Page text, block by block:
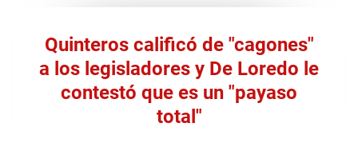
Quinteros calificó de "cagones"
a los legisladores y De Loredo le
contestó que es un "payaso
total"